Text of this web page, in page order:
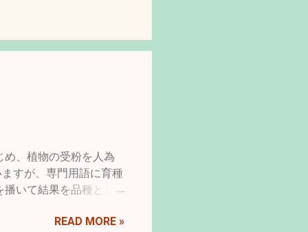
、植物の受粉を人為
すが、専門用語に育種
いて結果を品種とし
とってより良くすると
READ MORE »